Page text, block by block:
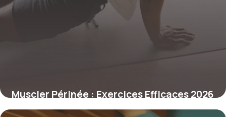
Muscler Périnée : Exercices Efficaces 2026
12 mai 2026